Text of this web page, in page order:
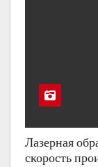
Лазерная
скорость